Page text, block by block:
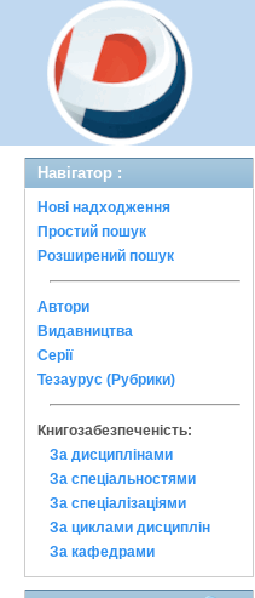
Навігатор :
Нові надходження
Простий пошук
Розширений пошук
Автори
Видавництва
Серії
Тезаурус (Рубрики)
Книгозабезпеченість:
За дисциплінами
За спеціальностями
За спеціалізаціями
За циклами дисциплін
За кафедрами